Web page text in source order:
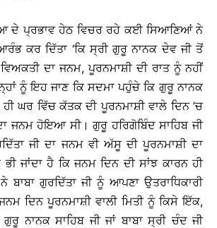
ਦੇ ਪ੍ਰਭਾਵ ਹੇਠ ਵਿਚਰ ਰਹੇ ਕਈ ਸਿਆਣਿਆਂ ਨੇ
ਕਰ ਦਿੱਤਾ ‘ਕਿ ਸ੍ਰੀ ਗੁਰੂ ਨਾਨਕ ਦੇਵ ਜੀ ਤੋਂ
ਦਾ ਜਨਮ, ਪੂਰਨਮਾਸ਼ੀ ਦੀ ਰਾਤ ਨੂੰ ਨਹੀਂ
ਨੂੰ ਇਹ ਜਾਣ ਕਿ ਸਦਮਾ ਪਹੁੰਚੇ ਕਿ ਗੁਰੂ ਨਾਨਕ
ਘਰ ਵਿੱਚ ਕੱਤਕ ਦੀ ਪੂਰਨਮਾਸ਼ੀ ਵਾਲੇ ਦਿਨ ’ਚ
ਜਨਮ ਹੋਇਆ ਸੀ। ਗੁਰੂ ਹਰਿਗੋਬਿੰਦ ਸਾਹਿਬ ਜੀ
ਜੀ ਦਾ ਜਨਮ ਵੀ ਅੱਸੂ ਦੀ ਪੂਰਨਮਾਸ਼ੀ ਦਾ
ਜਾਂਦਾ ਹੈ ਕਿ ਜਨਮ ਦਿਨ ਦੀ ਸਾਂਝ ਕਾਰਨ ਹੀ
ਬਾਬਾ ਗੁਰਦਿੱਤਾ ਜੀ ਨੂੰ ਆਪਣਾ ਉਤਰਾਧਿਕਾਰੀ
ਦਿਨ ਪੂਰਨਮਾਸ਼ੀ ਵਾਲੀ ਮਿਤੀ ਨੂੰ ਕਿਸੇ ਇੱਕ,
ਨਾਨਕ ਸਾਹਿਬ ਜੀ ਜਾਂ ਬਾਬਾ ਸ੍ਰੀ ਚੰਦ ਜੀ